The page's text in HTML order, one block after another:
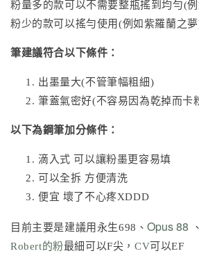
粉量多的款可以不需要整瓶搖到均勻(
粉少的款可以搖勻使用(例如紫羅蘭之
筆建議符合以下條件：
出墨量大(不管筆幅粗細)
筆蓋氣密好(不容易因為乾掉而卡
以下為鋼筆加分條件：
滴入式 可以讓粉墨更容易填
可以全拆 方便清洗
便宜 壞了不心疼XDDD
目前主要是建議用永生698、Opus 88 、
Robert的粉最細可以F尖，CV可以EF